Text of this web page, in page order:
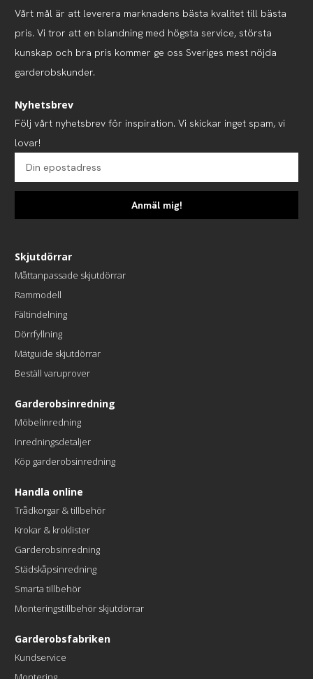
Vårt mål är att leverera marknadens bästa kvalitet till bästa
pris. Vi tror att en blandning med högsta service, största
kunskap och bra pris kommer ge oss Sveriges mest nöjda
garderobskunder.
Nyhetsbrev
Följ vårt nyhetsbrev för inspiration. Vi skickar inget spam, vi
lovar!
Anmäl mig!
Skjutdörrar
Måttanpassade skjutdörrar
Rammodell
Fältindelning
Dörrfyllning
Mätguide skjutdörrar
Beställ varuprover
Garderobsinredning
Möbelinredning
Inredningsdetaljer
Köp garderobsinredning
Handla online
Trådkorgar & tillbehör
Krokar & kroklister
Garderobsinredning
Städskåpsinredning
Smarta tillbehör
Monteringstillbehör skjutdörrar
Garderobsfabriken
Kundservice